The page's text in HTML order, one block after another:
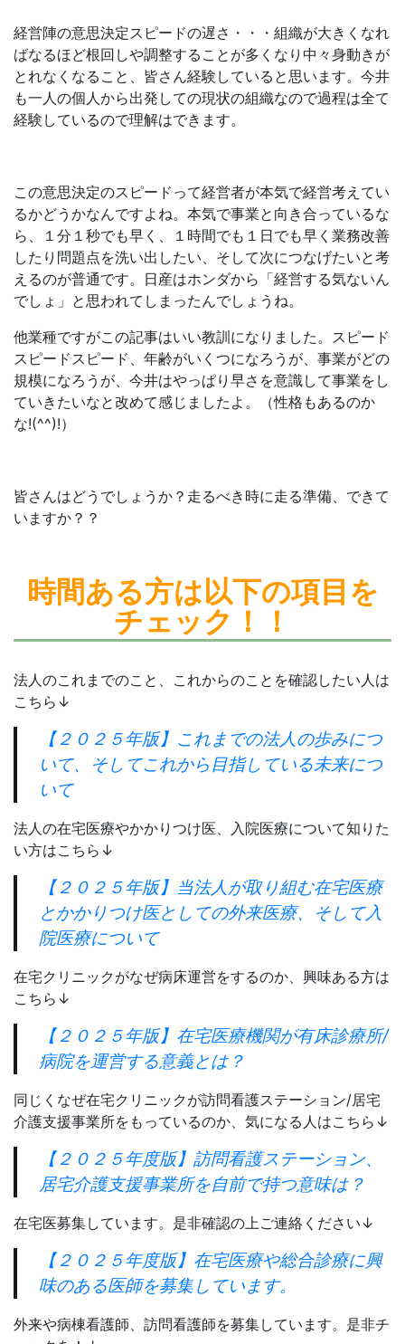
経営陣の意思決定スピードの遅さ・・・組織が大きくなれ
ばなるほど根回しや調整することが多くなり中々身動きが
とれなくなること、皆さん経験していると思います。今井
も一人の個人から出発しての現状の組織なので過程は全て
経験しているので理解はできます。
この意思決定のスピードって経営者が本気で経営考えてい
るかどうかなんですよね。本気で事業と向き合っているな
ら、１分１秒でも早く、１時間でも１日でも早く業務改善
したり問題点を洗い出したい、そして次につなげたいと考
えるのが普通です。日産はホンダから「経営する気ないん
でしょ」と思われてしまったんでしょうね。
他業種ですがこの記事はいい教訓になりました。スピード
スピードスピード、年齢がいくつになろうが、事業がどの
規模になろうが、今井はやっぱり早さを意識して事業をし
ていきたいなと改めて感じましたよ。（性格もあるのか
な!(^^)!）
皆さんはどうでしょうか？走るべき時に走る準備、できて
いますか？？
時間ある方は以下の項目を
チェック！！
法人のこれまでのこと、これからのことを確認したい人は
こちら↓
【２０２５年版】これまでの法人の歩みにつ
いて、そしてこれから目指している未来につ
いて
法人の在宅医療やかかりつけ医、入院医療について知りた
い方はこちら↓
【２０２５年版】当法人が取り組む在宅医療
とかかりつけ医としての外来医療、そして入
院医療について
在宅クリニックがなぜ病床運営をするのか、興味ある方は
こちら↓
【２０２５年版】在宅医療機関が有床診療所/
病院を運営する意義とは？
同じくなぜ在宅クリニックが訪問看護ステーション/居宅
介護支援事業所をもっているのか、気になる人はこちら↓
【２０２５年度版】訪問看護ステーション、
居宅介護支援事業所を自前で持つ意味は？
在宅医募集しています。是非確認の上ご連絡ください↓
【２０２５年度版】在宅医療や総合診療に興
味のある医師を募集しています。
外来や病棟看護師、訪問看護師を募集しています。是非チ